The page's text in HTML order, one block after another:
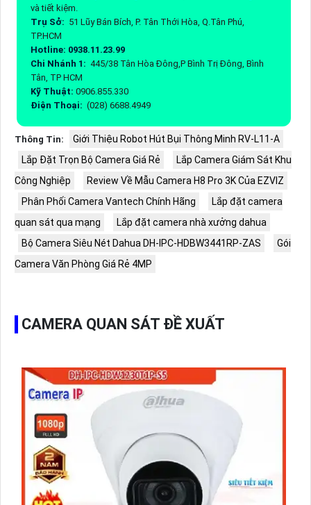
và tiết kiệm.
Trụ Sở: 51 Lũy Bán Bích, P. Tân Thới Hòa, Q.Tân Phú,
TP.HCM
Hotline: 0938.11.23.99
Chi Nhánh 1: 445/38 Tân Hòa Đông,P Bình Trị Đông, Bình
Tân, TP HCM
Kỹ Thuật: 0906.855.330
Điện Thoại: (028) 6688.4949
Thông Tin:
Giới Thiệu Robot Hút Bụi Thông Minh RV-L11-A
Lắp Đặt Trọn Bộ Camera Giá Rẻ
Lắp Camera Giám Sát Khu
Công Nghiệp
Review Về Mẫu Camera H8 Pro 3K Của EZVIZ
Phân Phối Camera Vantech Chính Hãng
Lắp đặt camera
quan sát qua mạng
Lắp đặt camera nhà xưởng dahua
Bộ Camera Siêu Nét Dahua DH-IPC-HDBW3441RP-ZAS
Gói
Camera Văn Phòng Giá Rẻ 4MP
CAMERA QUAN SÁT ĐỀ XUẤT